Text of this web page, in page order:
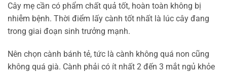
Cây mẹ cần có phẩm chất quả tốt, hoàn toàn không bị
nhiễm bệnh. Thời điểm lấy cành tốt nhất là lúc cây đang
trong giai đoạn sinh trưởng mạnh.
Nên chọn cành bánh tẻ, tức là cành không quá non cũng
không quá già. Cành phải có ít nhất 2 đến 3 mắt ngủ khỏe